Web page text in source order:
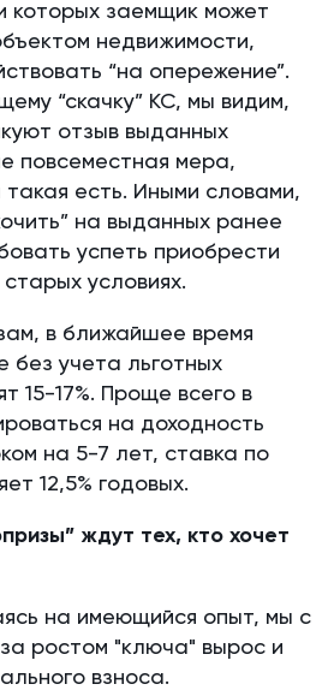
которых заемщик может
недвижимости,
“на опережение”.
“скачку” КС, мы видим,
отзыв выданных
повсеместная мера,
такая есть. Иными словами,
на выданных ранее
успеть приобрести
условиях.
в ближайшее время
без учета льготных
15-17%. Проще всего в
на доходность
на 5-7 лет, ставка по
12,5% годовых.
ждут тех, кто хочет
на имеющийся опыт, мы с
ростом "ключа" вырос и
взноса.